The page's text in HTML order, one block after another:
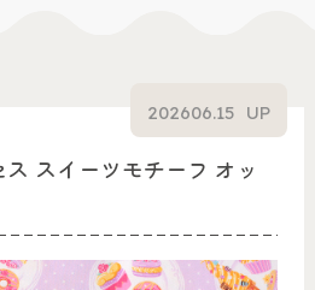
スイーツモチーフ オッ
202606.15 UP